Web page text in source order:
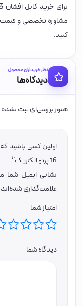
مشاوره تخصصی و قیمت
کنید.
نظر خریداران محصول
دیدگاه‌ها
هنوز بررسی‌ای ثبت
16 پرتو الکتریک”
نشانی ایمیل شما
علامت‌گذاری شده‌اند
امتیاز شما
دیدگاه شما